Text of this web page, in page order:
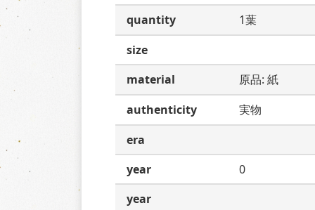
quantity
1葉
size
material
原品: 紙
authenticity
実物
era
year
0
year